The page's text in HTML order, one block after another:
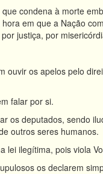
condena à morte
em que a Nação
justiça, por
ouvir os apelos pelo
falar por si.
os deputados, sendo
outros seres humanos.
lei ilegítima, pois viola
os declarem